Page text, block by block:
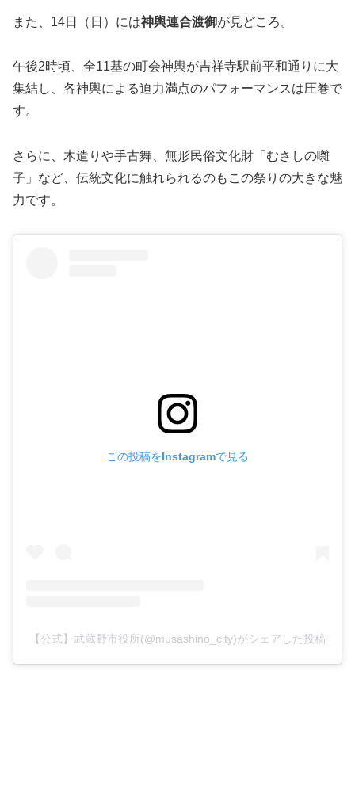
また、14日（日）には神輿連合渡御が見どころ。
午後2時頃、全11基の町会神輿が吉祥寺駅前平和通りに大
集結し、各神輿による迫力満点のパフォーマンスは圧巻で
す。
さらに、木遣りや手古舞、無形民俗文化財「むさしの囃
子」など、伝統文化に触れられるのもこの祭りの大きな魅
力です。
この投稿をInstagramで見る
【公式】武蔵野市役所(@musashino_city)がシェアした投稿